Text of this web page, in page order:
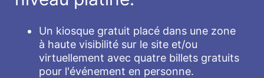
Un kiosque gratuit placé dans une zone
à haute visibilité sur le site et/ou
virtuellement avec quatre billets gratuits
pour l'événement en personne.